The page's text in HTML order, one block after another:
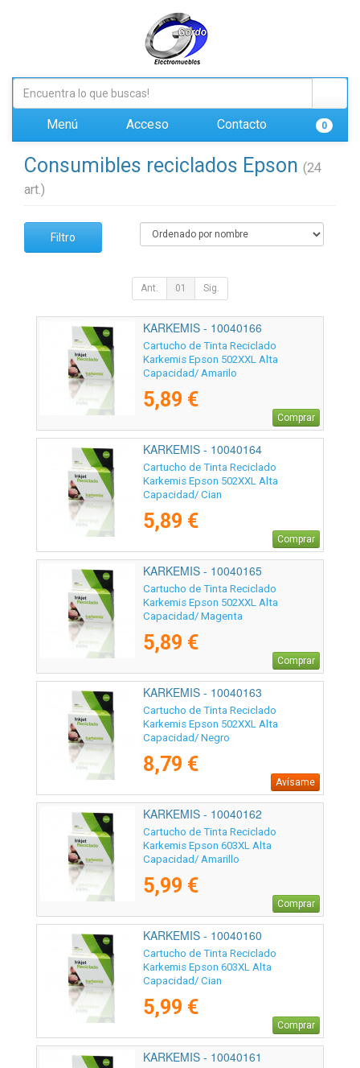
Menú Acceso Contacto 0
Consumibles reciclados Epson (24
art.)
Filtro
Ant. 01 Sig.
KARKEMIS - 10040166
Cartucho de Tinta Reciclado
Karkemis Epson 502XXL Alta
Capacidad/ Amarilo
5,89 €
Comprar
KARKEMIS - 10040164
Cartucho de Tinta Reciclado
Karkemis Epson 502XXL Alta
Capacidad/ Cian
5,89 €
Comprar
KARKEMIS - 10040165
Cartucho de Tinta Reciclado
Karkemis Epson 502XXL Alta
Capacidad/ Magenta
5,89 €
Comprar
KARKEMIS - 10040163
Cartucho de Tinta Reciclado
Karkemis Epson 502XXL Alta
Capacidad/ Negro
8,79 €
Avísame
KARKEMIS - 10040162
Cartucho de Tinta Reciclado
Karkemis Epson 603XL Alta
Capacidad/ Amarillo
5,99 €
Comprar
KARKEMIS - 10040160
Cartucho de Tinta Reciclado
Karkemis Epson 603XL Alta
Capacidad/ Cian
5,99 €
Comprar
KARKEMIS - 10040161